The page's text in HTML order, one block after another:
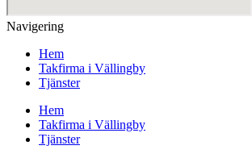
Navigering
Hem
Takfirma i Vällingby
Tjänster
Hem
Takfirma i Vällingby
Tjänster